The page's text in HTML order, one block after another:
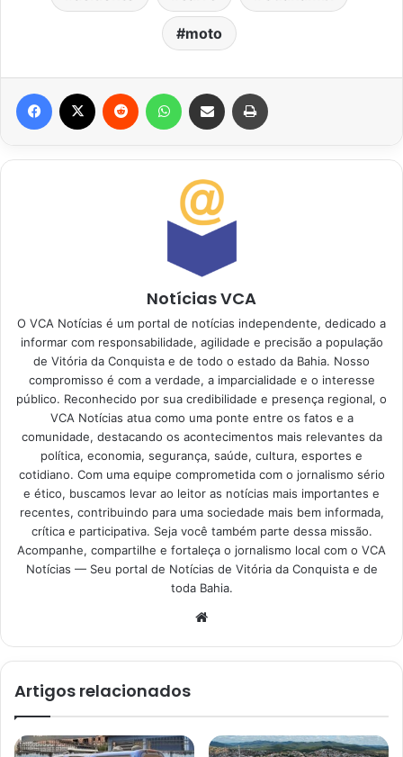
moto
Facebook Reddit WhatsAppCompartilhar via e-mail
Notícias VCA
O VCA Notícias é um portal de notícias independente, dedicado a
informar com responsabilidade, agilidade e precisão a população
de Vitória da Conquista e de todo o estado da Bahia. Nosso
compromisso é com a verdade, a imparcialidade e o interesse
público. Reconhecido por sua credibilidade e presença regional, o
VCA Notícias atua como uma ponte entre os fatos e a
comunidade, destacando os acontecimentos mais relevantes da
política, economia, segurança, saúde, cultura, esportes e
cotidiano. Com uma equipe comprometida com o jornalismo sério
e ético, buscamos levar ao leitor as notícias mais importantes e
recentes, contribuindo para uma sociedade mais bem informada,
crítica e participativa. Seja você também parte dessa missão.
Acompanhe, compartilhe e fortaleça o jornalismo local com o VCA
Notícias — Seu portal de Notícias de Vitória da Conquista e de
toda Bahia.
Artigos relacionados